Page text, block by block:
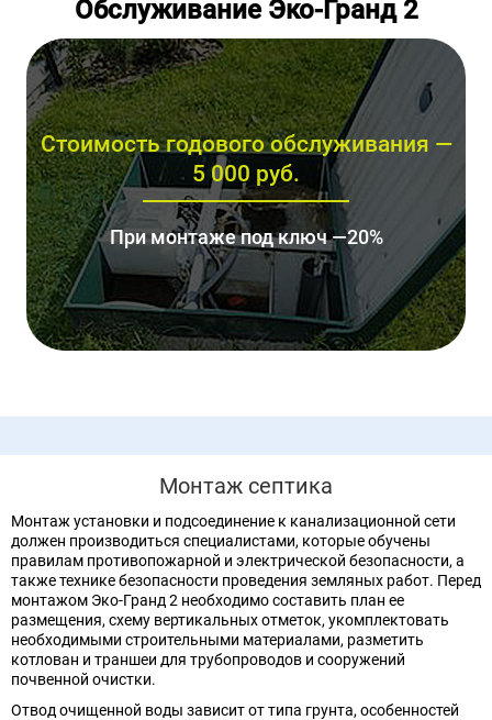
Обслуживание Эко-Гранд 2
Стоимость годового обслуживания —
5 000 руб.
При монтаже под ключ —20%
Монтаж септика
Монтаж установки и подсоединение к канализационной сети
должен производиться специалистами, которые обучены
правилам противопожарной и электрической безопасности, а
также технике безопасности проведения земляных работ. Перед
монтажом Эко-Гранд 2 необходимо составить план ее
размещения, схему вертикальных отметок, укомплектовать
необходимыми строительными материалами, разметить
котлован и траншеи для трубопроводов и сооружений
почвенной очистки.
Отвод очищенной воды зависит от типа грунта, особенностей